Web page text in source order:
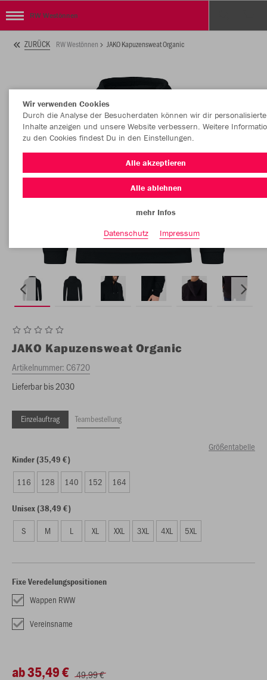
RW Westönnen
ZURÜCK RW Westönnen JAKO Kapuzensweat Organic
JAKO Kapuzensweat Organic
Artikelnummer: C6720
Lieferbar bis 2030
Einzelauftrag Teambestellung
Größentabelle
Kinder (35,49 €)
116 128 140 152 164
Unisex (38,49 €)
S M L XL XXL 3XL 4XL 5XL
Fixe Veredelungspositionen
Wappen RWW
Vereinsname
ab 35,49 € 49,99 €
Wir verwenden Cookies
Durch die Analyse der Besucherdaten können wir dir personalisierte
Inhalte anzeigen und unsere Website verbessern. Weitere
zu den Cookies findest Du in den Einstellungen.
Alle akzeptieren
Alle ablehnen
mehr Infos
Datenschutz
Impressum